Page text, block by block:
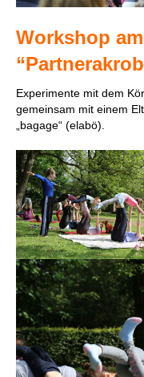
Workshop
Experimente mit dem
gemeinsam mit einem
„bagage“ (elabö).